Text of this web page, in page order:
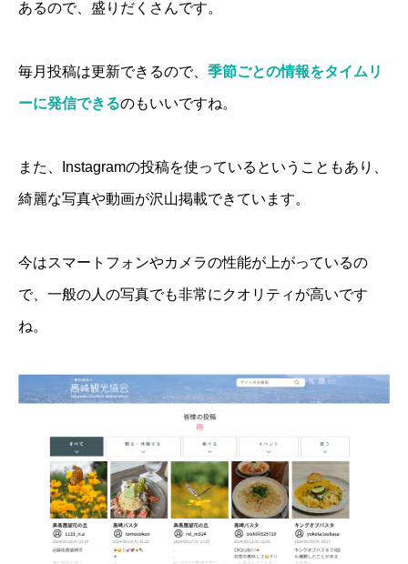
あるので、盛りだくさんです。
毎月投稿は更新できるので、 季節ごとの情報をタイムリ
ーに発信できるのもいいですね。
また、Instagramの投稿を使っているということもあり、
綺麗な写真や動画が沢山掲載できています。
今はスマートフォンやカメラの性能が上がっているの
で、一般の人の写真でも非常にクオリティが高いです
ね。